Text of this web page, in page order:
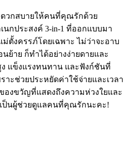
วกสบายให้คนที่คุณรักด้วย
นกประสงค์ 3-in-1 ที่ออกแบบมา
ตั้งครรภ์โดยเฉพาะ ไม่ว่าจะอาบ
ย้าย ก็ทำได้อย่างง่ายดายและ
แข็งแรงทนทาน และฟังก์ชันที่
ะช่วยประหยัดค่าใช้จ่ายและเวลา
องขวัญที่แสดงถึงความห่วงใยและ
เป็นผู้ช่วยดูแลคนที่คุณรักนะคะ!